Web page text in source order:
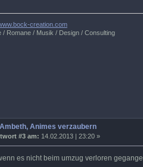
creation.com
/ Romane / Musik / Design / Consulting
Animes verzaubern
#3 am: 14.02.2013 | 23:20 »
es nicht beim umzug verloren